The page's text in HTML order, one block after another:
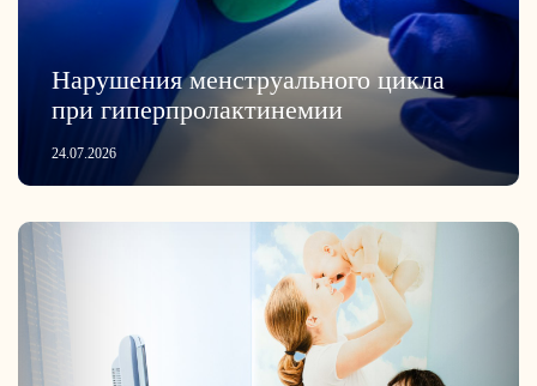
Нарушения менструального цикла
при гиперпролактинемии
24.07.2026